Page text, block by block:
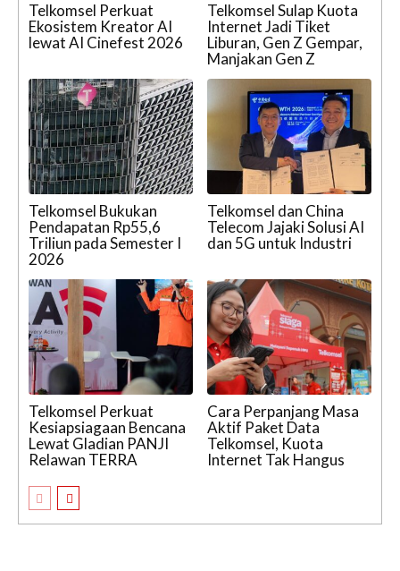
Telkomsel Perkuat
Ekosistem Kreator AI
lewat AI Cinefest 2026
Telkomsel Sulap Kuota
Internet Jadi Tiket
Liburan, Gen Z Gempar,
Manjakan Gen Z
Telkomsel Bukukan
Pendapatan Rp55,6
Triliun pada Semester I
2026
Telkomsel dan China
Telecom Jajaki Solusi AI
dan 5G untuk Industri
Telkomsel Perkuat
Kesiapsiagaan Bencana
Lewat Gladian PANJI
Relawan TERRA
Cara Perpanjang Masa
Aktif Paket Data
Telkomsel, Kuota
Internet Tak Hangus